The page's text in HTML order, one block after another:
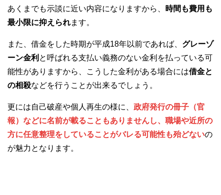
あくまでも示談に近い内容になりますから、
時間も費用も
最小限に抑えられます。
また、借金をした時期が平成18年以前であれば、 グレーゾ
ーン金利 と呼ばれる支払い義務のない金利を払っている可
能性がありますから、こうした金利がある場合には借金と
の相殺などを行うことが出来るでしょう。
更には自己破産や個人再生の様に、 政府発行の冊子（官
報）などに名前が載ることもありませんし、職場や近所の
方に任意整理をしていることがバレる可能性も殆どないの
が魅力となります。